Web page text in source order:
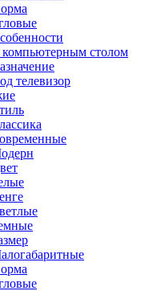
столом
телевизор